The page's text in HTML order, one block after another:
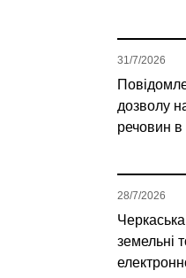
дозволу
речовин
31/7/2026
земельні
28/7/2026